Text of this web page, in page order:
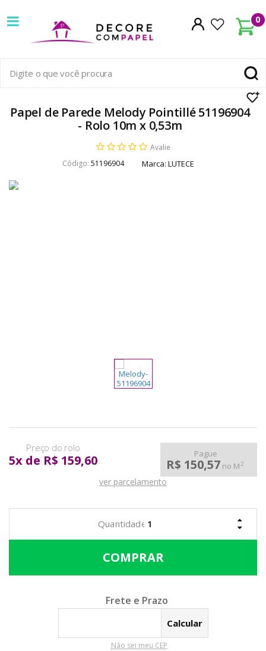
0
Decore
com
papel
pioneira
venda
Papel de Parede Melody Pointillé 51196904
- Rolo 10m x 0,53m
Avalie
Código: 51196904 Marca: LUTECE
5x de R$ 159,60 Pague
R$ 150,57 no M2
ver parcelamento
Calcular o Frete
Não sei meu CEP